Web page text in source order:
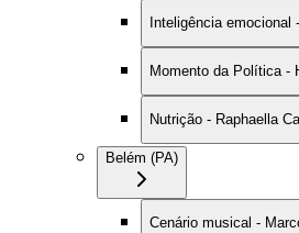
Inteligência emocional
Momento da Política -
Nutrição - Raphaella
Belém (PA)
Cenário musical -